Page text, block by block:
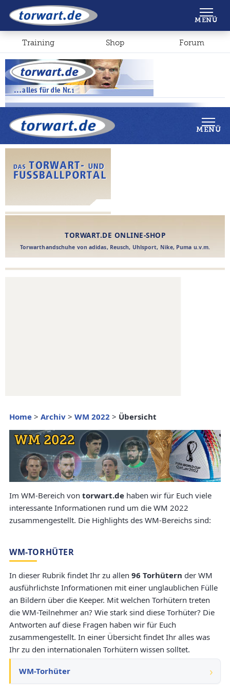
Shop Forum
MENÜ
Home > Archiv > WM 2022 > Übersicht
Im WM-Bereich von torwart.de haben wir für Euch viele
interessante Informationen rund um die WM 2022
zusammengestellt. Die Highlights des WM-Bereichs sind:
WM-TORHÜTER
In dieser Rubrik findet Ihr zu allen 96 Torhütern der WM
ausführlichste Informationen mit einer unglaublichen Fülle
an Bildern über die Keeper. Mit welchen Torhütern treten
die WM-Teilnehmer an? Wie stark sind diese Torhüter? Die
Antworten auf diese Fragen haben wir für Euch
zusammengestellt. In einer Übersicht findet Ihr alles was
Ihr zu den internationalen Torhütern wissen solltet.
WM-Torhüter